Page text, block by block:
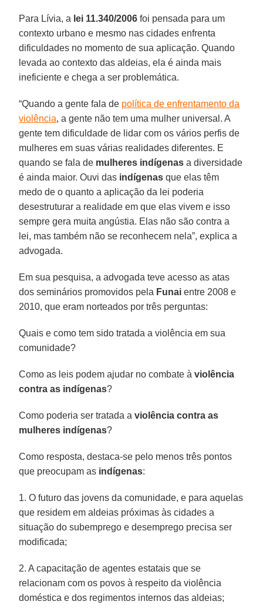
Para Lívia, a lei 11.340/2006 foi pensada para um
contexto urbano e mesmo nas cidades enfrenta
dificuldades no momento de sua aplicação. Quando
levada ao contexto das aldeias, ela é ainda mais
ineficiente e chega a ser problemática.
“Quando a gente fala de política de enfrentamento da
violência, a gente não tem uma mulher universal. A
gente tem dificuldade de lidar com os vários perfis de
mulheres em suas várias realidades diferentes. E
quando se fala de mulheres indígenas a diversidade
é ainda maior. Ouvi das indígenas que elas têm
medo de o quanto a aplicação da lei poderia
desestruturar a realidade em que elas vivem e isso
sempre gera muita angústia. Elas não são contra a
lei, mas também não se reconhecem nela”, explica a
advogada.
Em sua pesquisa, a advogada teve acesso as atas
dos seminários promovidos pela Funai entre 2008 e
2010, que eram norteados por três perguntas:
Quais e como tem sido tratada a violência em sua
comunidade?
Como as leis podem ajudar no combate àviolência
contra as indígenas?
Como poderia ser tratada a violência contra as
mulheres indígenas?
Como resposta, destaca-se pelo menos três pontos
que preocupam as indígenas:
1. O futuro das jovens da comunidade, e para aquelas
que residem em aldeias próximas às cidades a
situação do subemprego e desemprego precisa ser
modificada;
2. A capacitação de agentes estatais que se
relacionam com os povos à respeito da violência
doméstica e dos regimentos internos das aldeias;